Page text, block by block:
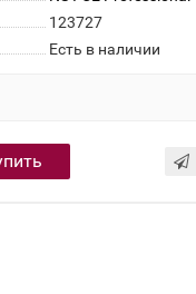
123727
Есть в наличии